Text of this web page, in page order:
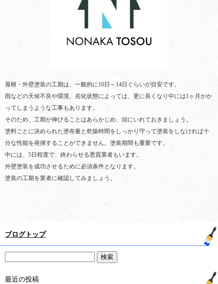
屋根・外壁塗装の工期は、一般的に10日～14日ぐらいが目安です。
雨などの天候不良や環境、劣化状態によっては、更に長くなり中には1ヶ月かか
ってしまうような工事もあります。
そのため、工期が伸びることはあらかじめ、頭にいれておきましょう。
塗料ごとに決められた塗布量と乾燥時間をしっかり守って塗装をしなければ十
分な性能を発揮することができません。塗装期間も重要です。
中には、5日程度で、終わらせる悪質業者もいます。
外壁塗装を成功させるために必須条件となります。
塗装の工期を業者に確認してみましょう。
ブログトップ
最近の投稿